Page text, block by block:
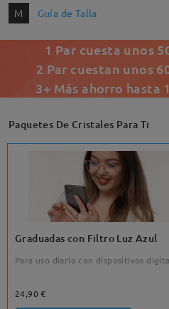
M Guía de Talla
1 Par cuesta unos
2 Par cuestan unos
3+ Más ahorro hasta
Paquetes De Cristales Para Ti
Graduadas con Filtro Luz Azul
Para uso diario con dispositivos
24,90 €